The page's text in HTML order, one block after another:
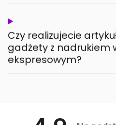
Czy realizujecie
gadżety z nadrukiem
ekspresowym?